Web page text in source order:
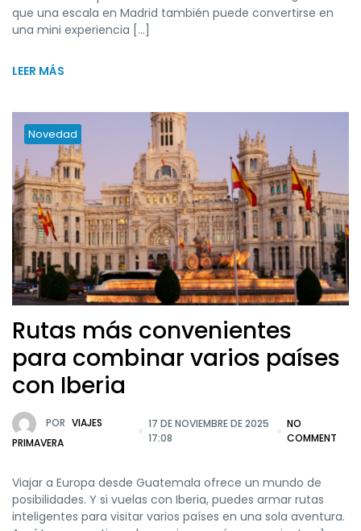
que una escala en Madrid también puede convertirse en
una mini experiencia […]
LEER MÁS
Novedad
Rutas más convenientes
para combinar varios países
con Iberia
POR VIAJES
PRIMAVERA
17 DE NOVIEMBRE DE 2025
17:08
NO
COMMENT
Viajar a Europa desde Guatemala ofrece un mundo de
posibilidades. Y si vuelas con Iberia, puedes armar rutas
inteligentes para visitar varios países en una sola aventura.